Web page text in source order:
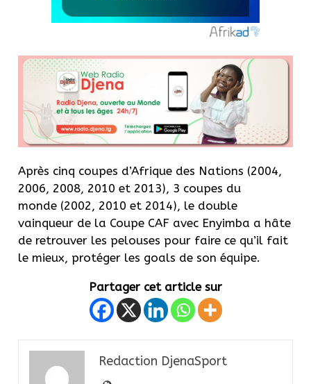
Après cinq coupes d’Afrique des Nations (2004,
2006, 2008, 2010 et 2013), 3 coupes du
monde (2002, 2010 et 2014), le double
vainqueur de la Coupe CAF avec Enyimba a hâte
de retrouver les pelouses pour faire ce qu’il fait
le mieux, protéger les goals de son équipe.
Partager cet article sur
Redaction DjenaSport